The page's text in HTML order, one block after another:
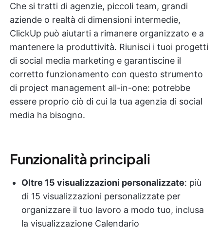
Che si tratti di agenzie, piccoli team, grandi
aziende o realtà di dimensioni intermedie,
ClickUp può aiutarti a rimanere organizzato e a
mantenere la produttività. Riunisci i tuoi progetti
di social media marketing e garantiscine il
corretto funzionamento con questo strumento
di project management all-in-one: potrebbe
essere proprio ciò di cui la tua agenzia di social
media ha bisogno.
Funzionalità principali
Oltre 15 visualizzazioni personalizzate: più
di 15 visualizzazioni personalizzate per
organizzare il tuo lavoro a modo tuo, inclusa
la visualizzazione Calendario